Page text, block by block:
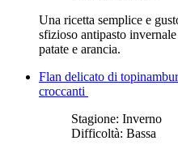
Una ricetta semplice e
sfizioso antipasto
patate e arancia.
Flan delicato di
croccanti
Stagione: Inverno
Difficoltà: Bassa